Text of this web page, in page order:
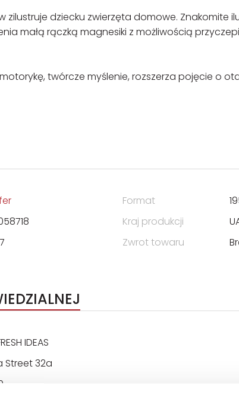
dziecku zwierzęta domowe. Znakomite
małą rączką magnesiki z możliwością
twórcze myślenie, rozszerza pojęcie o
Format
Kraj produkcji
Zwrot towaru
IDEAS
Street 32a
Zhovkva